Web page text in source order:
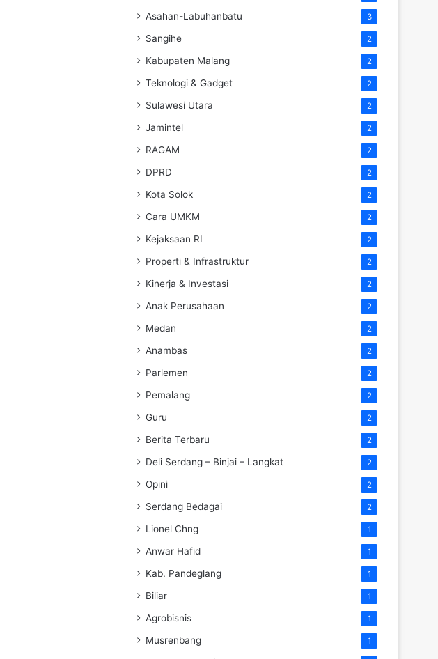
Asahan-Labuhanbatu 3
Sangihe 2
Kabupaten Malang 2
Teknologi & Gadget 2
Sulawesi Utara 2
Jamintel 2
RAGAM 2
DPRD 2
Kota Solok 2
Cara UMKM 2
Kejaksaan RI 2
Properti & Infrastruktur 2
Kinerja & Investasi 2
Anak Perusahaan 2
Medan 2
Anambas 2
Parlemen 2
Pemalang 2
Guru 2
Berita Terbaru 2
Deli Serdang – Binjai – Langkat 2
Opini 2
Serdang Bedagai 2
Lionel Chng 1
Anwar Hafid 1
Kab. Pandeglang 1
Biliar 1
Agrobisnis 1
Musrenbang 1